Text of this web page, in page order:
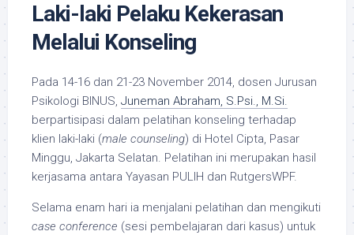
Laki-laki Pelaku Kekerasan
Melalui Konseling
Pada 14-16 dan 21-23 November 2014, dosen Jurusan
Psikologi BINUS, Juneman Abraham, S.Psi., M.Si.
berpartisipasi dalam pelatihan konseling terhadap
klien laki-laki (male counseling) di Hotel Cipta, Pasar
Minggu, Jakarta Selatan. Pelatihan ini merupakan hasil
kerjasama antara Yayasan PULIH dan RutgersWPF.
Selama enam hari ia menjalani pelatihan dan mengikuti
case conference (sesi pembelajaran dari kasus) untuk